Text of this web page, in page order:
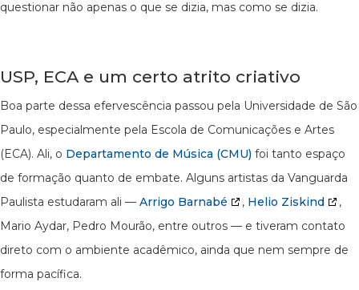
questionar não apenas o que se dizia, mas como se dizia.
USP, ECA e um certo atrito criativo
Boa parte dessa efervescência passou pela Universidade de São
Paulo, especialmente pela Escola de Comunicações e Artes
(ECA). Ali, o Departamento de Música (CMU) foi tanto espaço
de formação quanto de embate. Alguns artistas da Vanguarda
Paulista estudaram ali — Arrigo Barnabé , Helio Ziskind
,
Mario Aydar, Pedro Mourão, entre outros — e tiveram contato
direto com o ambiente acadêmico, ainda que nem sempre de
forma pacífica.